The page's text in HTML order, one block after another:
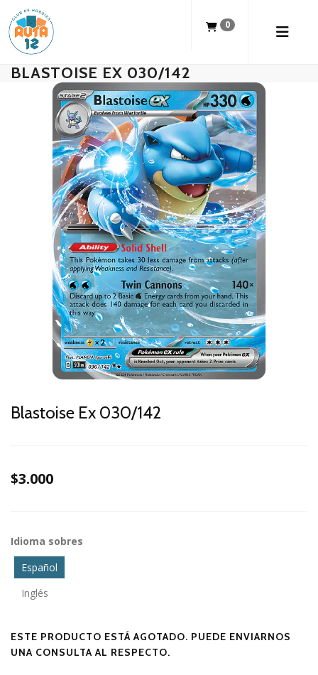
0
BLASTOISE EX 030/142
Blastoise Ex 030/142
$3.000
Idioma sobres
Español
Inglés
ESTE PRODUCTO ESTÁ AGOTADO. PUEDE ENVIARNOS
UNA CONSULTA AL RESPECTO.